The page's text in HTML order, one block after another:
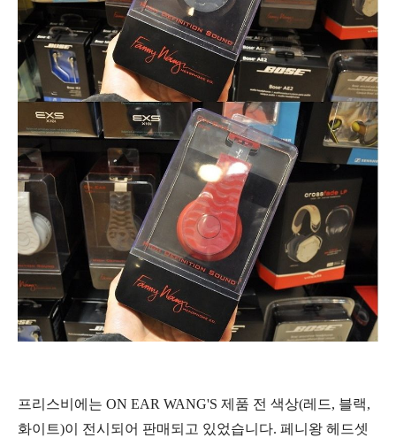
프리스비에는 ON EAR WANG'S 제품 전 색상(레드, 블랙,
화이트)이 전시되어 판매되고 있었습니다. 페니왕 헤드셋